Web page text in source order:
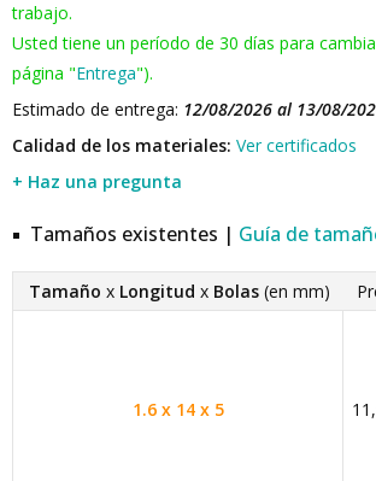
trabajo.
Usted tiene un período de 30 días para
página "Entrega").
Estimado de entrega: 12/08/2026 al 13/08/
Calidad de los materiales: Ver certificados
+ Haz una pregunta
Tamaños existentes | Guía de
Tamaño x Longitud x Bolas(en mm)
1.6 x 14 x 5